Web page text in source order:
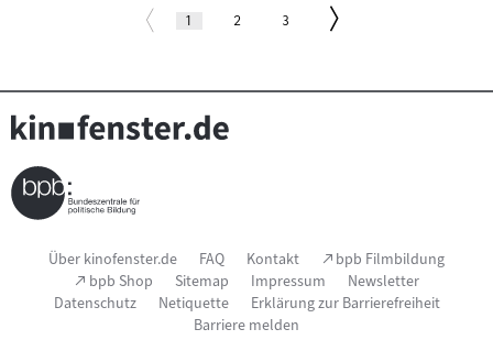
Paginierung
ZurSeite
1 (aktuelle
Seite
2 Seite
3
Zur
Seitenfußnavigation
Über kinofenster.de FAQ Kontakt (Link
öffnet
im
neuen
bpb Filmbildung
(Link
öffnet
im
bpb Shop Sitemap Impressum
Newsletter
Datenschutz
Netiquette
Erklärung zur Barrierefreiheit
Barriere melden